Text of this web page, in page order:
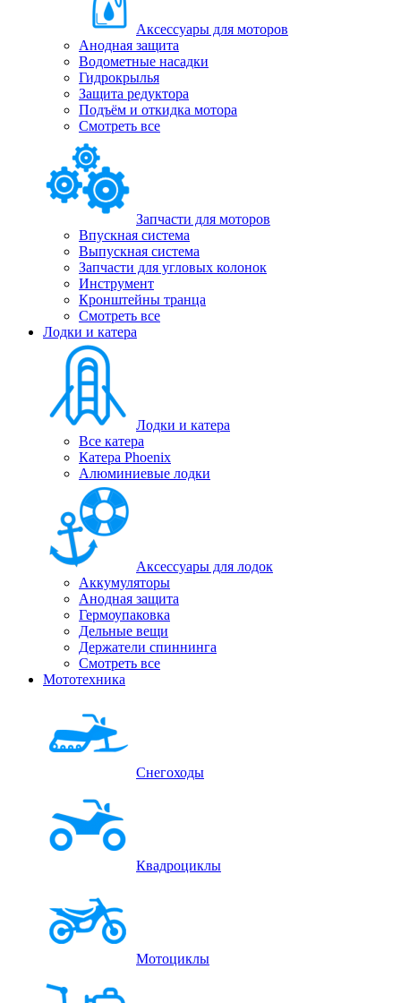
Аксессуары для моторов
Анодная защита
Водометные насадки
Гидрокрылья
Защита редуктора
Подъём и откидка мотора
Смотреть все
Запчасти для моторов
Впускная система
Выпускная система
Запчасти для угловых колонок
Инструмент
Кронштейны транца
Смотреть все
Лодки и катера
Лодки и катера
Все катера
Катера Phoenix
Алюминиевые лодки
Аксессуары для лодок
Аккумуляторы
Анодная защита
Гермоупаковка
Дельные вещи
Держатели спиннинга
Смотреть все
Мототехника
Снегоходы
Квадроциклы
Мотоциклы